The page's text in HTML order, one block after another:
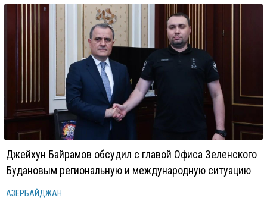
Джейхун Байрамов обсудил с главой Офиса Зеленского
Будановым региональную и международную ситуацию
АЗЕРБАЙДЖАН